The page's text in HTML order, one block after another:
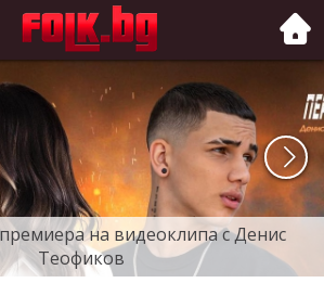
на видеоклипа с Денис
Теофиков